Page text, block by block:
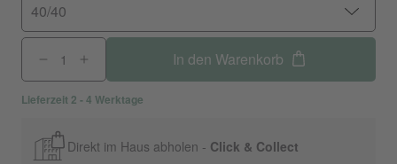
40/40
In den Warenkorb
Lieferzeit 2 - 4 Werktage
Direkt im Haus abholen - Click & Collect